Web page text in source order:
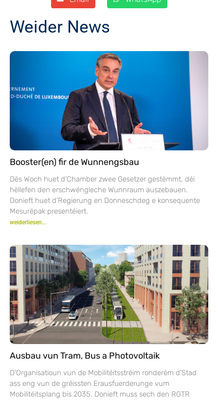
Weider News
Booster(en) fir de Wunnengsbau
Dës Woch huet d’Chamber zwee Gesetzer gestëmmt, déi
hëllefen den erschwéngleche Wunnraum auszebauen.
Donieft huet d’Regierung en Donneschdeg e konsequente
Mesurëpak presentéiert.
weiderliesen...
Ausbau vun Tram, Bus a Photovoltaik
D’Organisatioun vun de Mobilitéitsstréim ronderëm d’Stad
ass eng vun de gréissten Erausfuerderunge vum
Mobilitéitsplang bis 2035. Donieft muss sech den RGTR